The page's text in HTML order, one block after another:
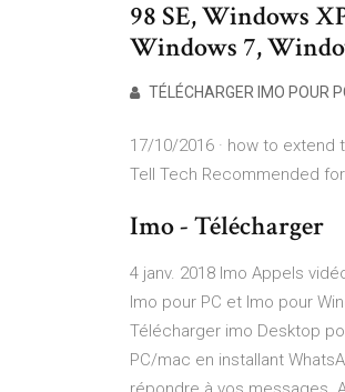
98 SE, Windows
Windows 7,
TÉLÉCHARGER IMO POUR
17/10/2016 · how to extend
Tell Tech Recommended
Imo - Télécharger
4 janv. 2018 Imo Appels
Imo pour PC et Imo pour
Télécharger imo Desktop
PC/mac en installant